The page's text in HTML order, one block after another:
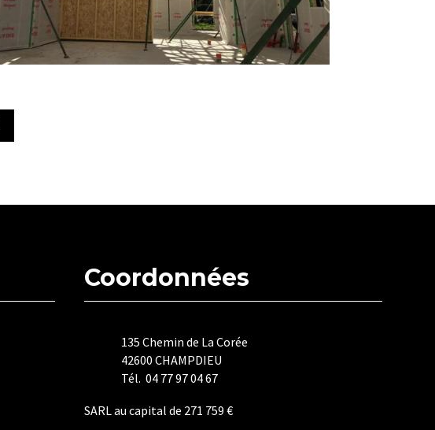
Coordonnées
135 Chemin de La Corée
42600 CHAMPDIEU
Tél. 04 77 97 04 67
SARL au capital de 271 759 €